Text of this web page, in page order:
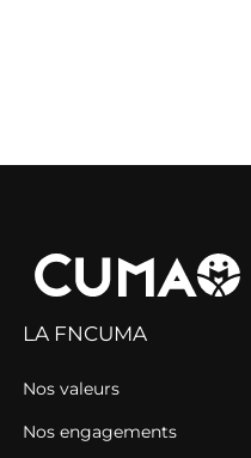
LA FNCUMA
Nos valeurs
Nos engagements